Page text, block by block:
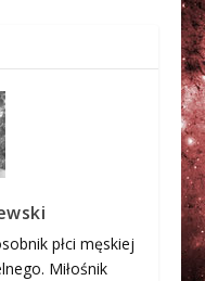
płci męskiej
Miłośnik